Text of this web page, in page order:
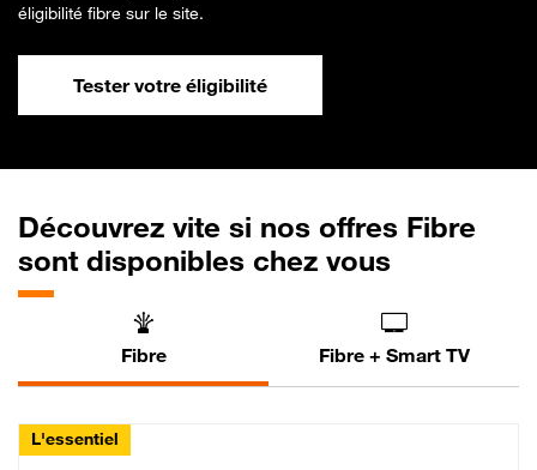
éligibilité fibre sur le site.
Tester votre éligibilité
Découvrez vite si nos offres Fibre
sont disponibles chez vous
Fibre Fibre + Smart TV
L'essentiel